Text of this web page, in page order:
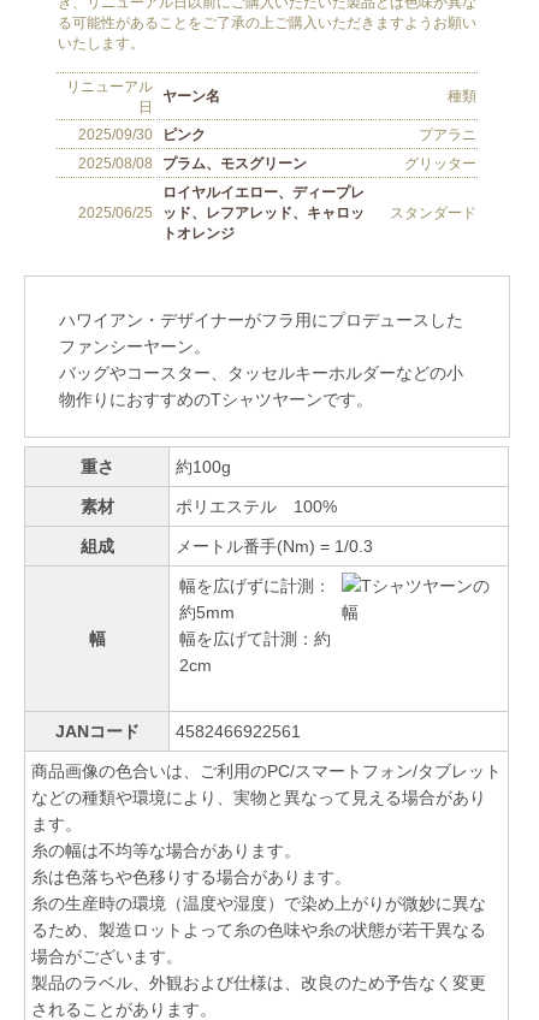
ハワイアン・デザイナーがフラ用にプロデュースした
ファンシーヤーン。
バッグやコースター、タッセルキーホルダーなどの小
物作りにおすすめのTシャツヤーンです。
重さ 約100g
素材 ポリエステル 100%
組成 メートル番手(Nm) = 1/0.3
幅
幅を広げずに計測：
約5mm
幅を広げて計測：約
2cm
JANコード 4582466922561
商品画像の色合いは、ご利用のPC/スマートフォン/タブレット
などの種類や環境により、実物と異なって見える場合があり
ます。
糸の幅は不均等な場合があります。
糸は色落ちや色移りする場合があります。
糸の生産時の環境（温度や湿度）で染め上がりが微妙に異な
るため、製造ロットよって糸の色味や糸の状態が若干異なる
場合がございます。
製品のラベル、外観および仕様は、改良のため予告なく変更
されることがあります。